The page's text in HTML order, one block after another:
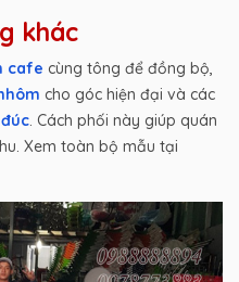
khác
cafe cùng tông để đồng bộ,
cho góc hiện đại và các
. Cách phối này giúp quán
Xem toàn bộ mẫu tại